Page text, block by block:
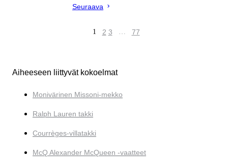
Seuraava
1 2 3 … 77
Aiheeseen liittyvät kokoelmat
Monivärinen Missoni-mekko
Ralph Lauren takki
Courrèges-villatakki
McQ Alexander McQueen -vaatteet